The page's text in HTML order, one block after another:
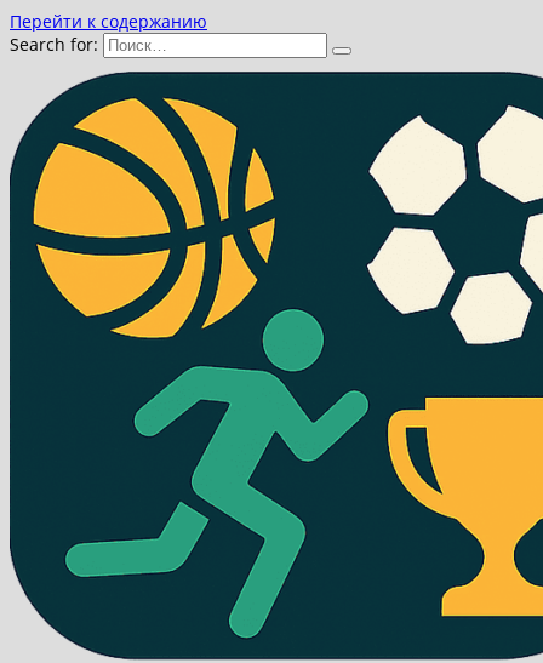
Перейти к содержанию
Search for: